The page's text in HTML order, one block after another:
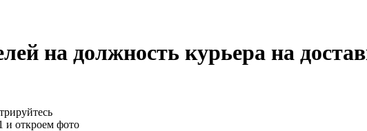
на должность курьера на
и откроем фото